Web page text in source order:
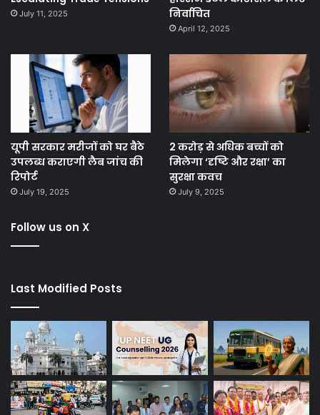
July 11, 2025
निर्वाचित
April 12, 2025
यूपी सरकार मरीजों को घर बैठे
उपलब्ध कराएगी लैब जांच की
रिपोर्ट
July 19, 2025
2 करोड़ से अधिक बच्चों को
मिलेगा ‘दृष्टि और रक्षा’ का
सुरक्षा कवच
July 9, 2025
Follow us on X
Last Modified Posts